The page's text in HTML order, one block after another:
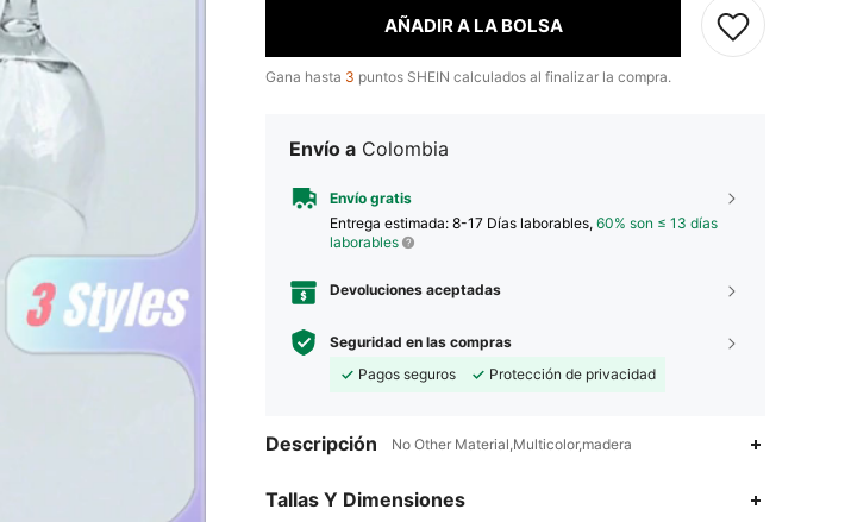
AÑADIR A LA BOLSA
Gana hasta 3 puntos SHEIN calculados al finalizar la compra.
Envío a Colombia
Envío gratis
Entrega estimada: 8-17 Días laborables, 60% son ≤ 13 días
laborables
Devoluciones aceptadas
Seguridad en las compras
Pagos seguros
Protección de privacidad
Descripción No Other Material,Multicolor,madera
Tallas Y Dimensiones
4,88